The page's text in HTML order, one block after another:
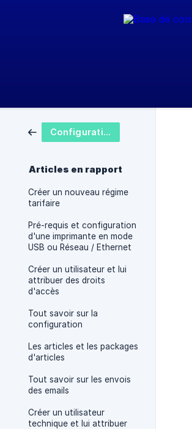
Configuration
Articles en rapport
Créer un nouveau régime
tarifaire
Pré-requis et configuration
d'une imprimante en mode
USB ou Réseau / Ethernet
Créer un utilisateur et lui
attribuer des droits
d'accès
Tout savoir sur la
configuration
Les articles et les packages
d'articles
Tout savoir sur les envois
des emails
Créer un utilisateur
technique et lui attribuer